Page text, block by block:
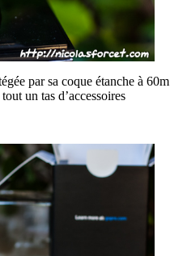
par sa coque étanche à 60m
un tas d’accessoires